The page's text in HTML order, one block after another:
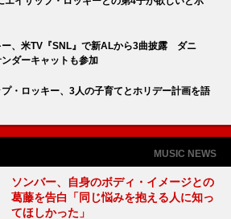
ー、米TV『SNL』で新ALから3曲披露 ダニ
ダーキャットも参加
・ロッキー、3人の子育てとホリデー計画を語
MUSIC NEWS
ソンバー、自身のボディ・イメージとの
葛藤を告白「同じ悩みを抱える人に知っ
てほしかった」